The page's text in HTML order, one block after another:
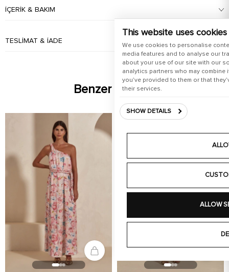
This website uses cookies
We use cookies to personalise
media features and to analyse our
about your use of our site with our
analytics partners who may
you’ve provided to them or that
their services.
SHOW DETAILS
ALLOW
İÇERIK & BAKIM
TESLIMAT & İADE
Benzer Ürünler